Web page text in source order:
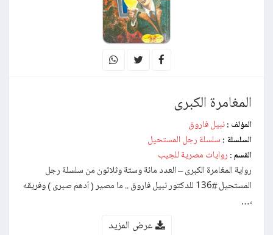
المغامرة الكبرى
المؤلف : نبيل فاروق
السلسلة : سلسلة رجل المستحيل
القسم : روايات مصرية للجيب
رواية المغامرة الكبرى – العدد مائة وستة وثلاثون من سلسلة رجل
المستحيل #136 للدكتور نبيل فاروق .. ما مصير ( أدهم صبرى ) وفريقه
،…
عرض المزيد